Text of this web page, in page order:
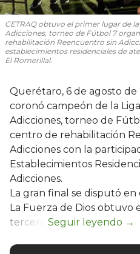
CETRAQ obtuvo el primer lugar de
Adicciones, torneo de Fútbol 7
rehabilitación Reencuentro sin
establecimientos residenciales de
El Romerillal.
Querétaro, 6 de agosto de
coronó campeón de la
Adicciones, torneo de
centro de rehabilitación
Adicciones con la
Establecimientos
Adicciones.
La gran final se disputó
La Fuerza de Dios obtuvo
tercero.